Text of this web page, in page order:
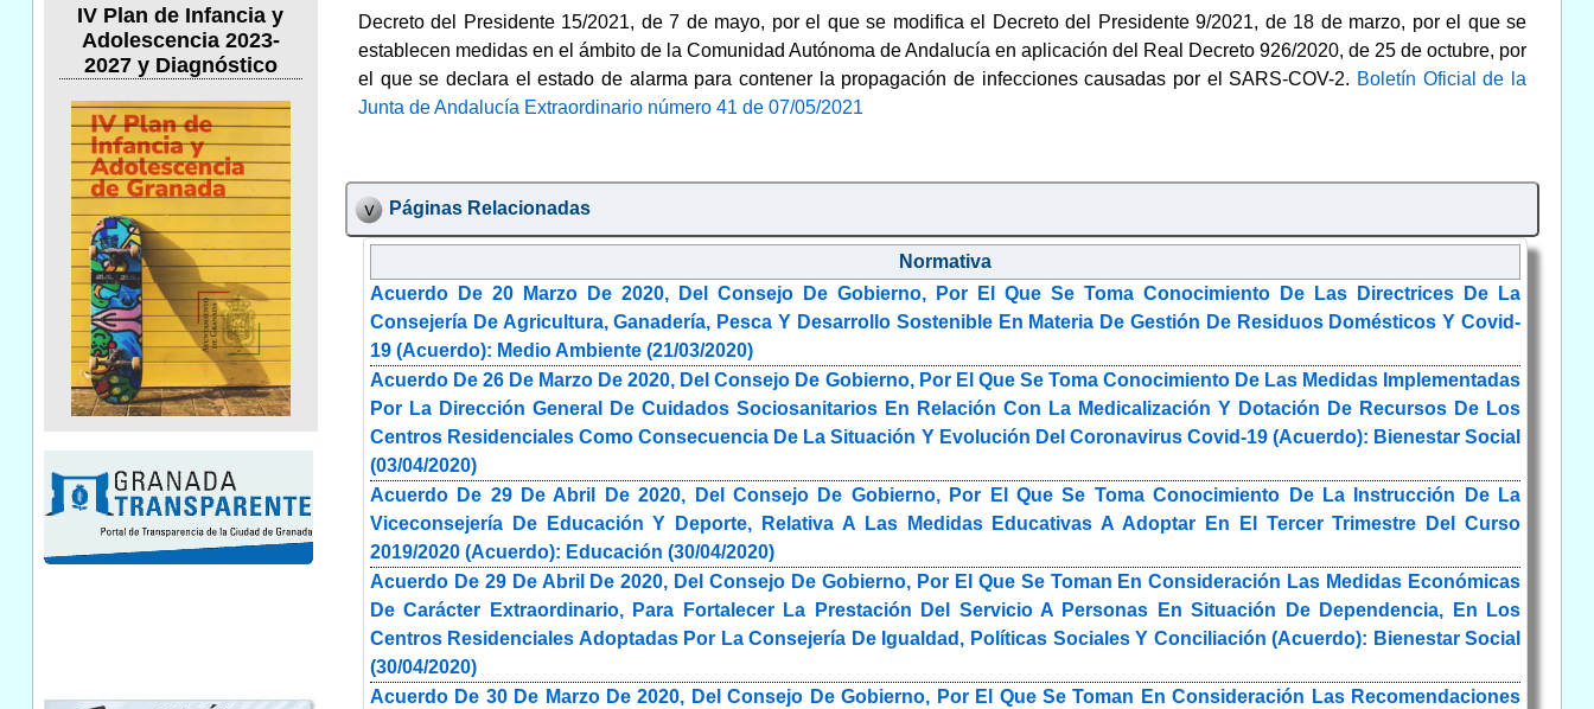
IV Plan de Infancia y
Adolescencia 2023-
2027 y Diagnóstico
Decreto del Presidente 15/2021, de 7 de mayo, por el que se modifica el Decreto del Presidente 9/2021, de 18 de marzo, por el que se
establecen medidas en el ámbito de la Comunidad Autónoma de Andalucía en aplicación del Real Decreto 926/2020, de 25 de octubre, por
el que se declara el estado de alarma para contener la propagación de infecciones causadas por el SARS-COV-2. Boletín Oficial de la
Junta de Andalucía Extraordinario número 41 de 07/05/2021
Páginas Relacionadas
Normativa
Acuerdo De 20 Marzo De 2020, Del Consejo De Gobierno, Por El Que Se Toma Conocimiento De Las Directrices De La
Consejería De Agricultura, Ganadería, Pesca Y Desarrollo Sostenible En Materia De Gestión De Residuos Domésticos Y Covid-
19 (Acuerdo): Medio Ambiente (21/03/2020)
Acuerdo De 26 De Marzo De 2020, Del Consejo De Gobierno, Por El Que Se Toma Conocimiento De Las Medidas Implementadas
Por La Dirección General De Cuidados Sociosanitarios En Relación Con La Medicalización Y Dotación De Recursos De Los
Centros Residenciales Como Consecuencia De La Situación Y Evolución Del Coronavirus Covid-19 (Acuerdo): Bienestar Social
(03/04/2020)
Acuerdo De 29 De Abril De 2020, Del Consejo De Gobierno, Por El Que Se Toma Conocimiento De La Instrucción De La
Viceconsejería De Educación Y Deporte, Relativa A Las Medidas Educativas A Adoptar En El Tercer Trimestre Del Curso
2019/2020 (Acuerdo): Educación (30/04/2020)
Acuerdo De 29 De Abril De 2020, Del Consejo De Gobierno, Por El Que Se Toman En Consideración Las Medidas Económicas
De Carácter Extraordinario, Para Fortalecer La Prestación Del Servicio A Personas En Situación De Dependencia, En Los
Centros Residenciales Adoptadas Por La Consejería De Igualdad, Políticas Sociales Y Conciliación (Acuerdo): Bienestar Social
(30/04/2020)
Acuerdo De 30 De Marzo De 2020, Del Consejo De Gobierno, Por El Que Se Toman En Consideración Las Recomendaciones